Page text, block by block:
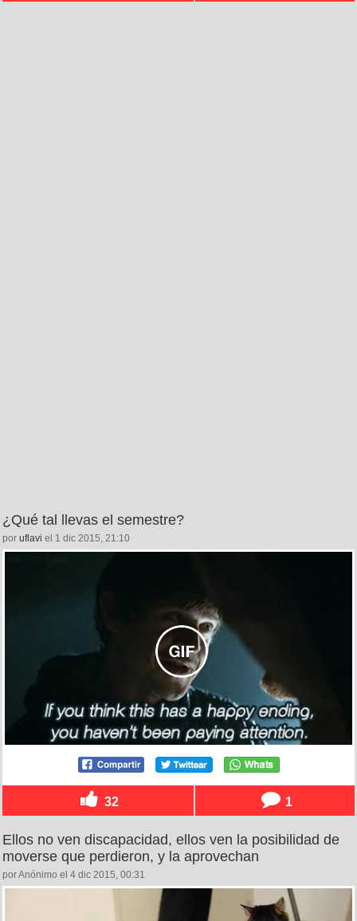
¿Qué tal llevas el semestre?
por uflavi el 1 dic 2015, 21:10
32 1
Ellos no ven discapacidad, ellos ven la posibilidad de
moverse que perdieron, y la aprovechan
por Anónimo el 4 dic 2015, 00:31